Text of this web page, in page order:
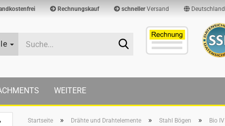
Rechnungskauf schnellerVersand Deutschland
Suche...
WEITERE
Startseite » Drähte und Drahtelemente » Stahl Bögen » Bio IV